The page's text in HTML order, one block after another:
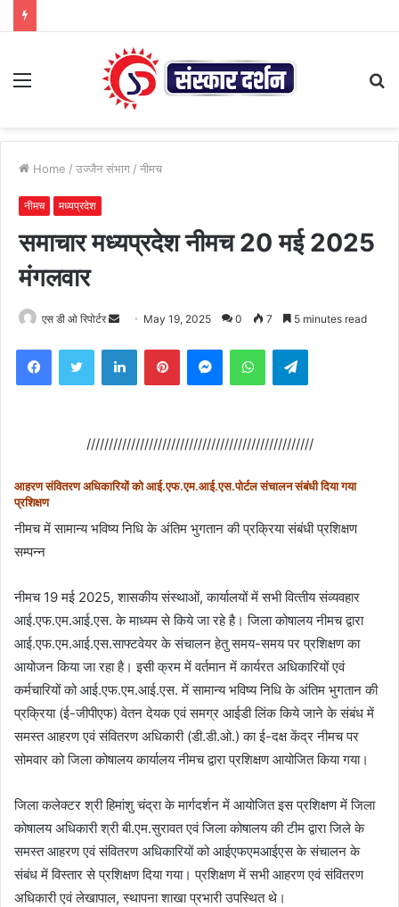
Menu
Home / उज्जैन संभाग / नीमच
नीमच मध्यप्रदेश
समाचार मध्यप्रदेश नीमच 20 मई 2025
मंगलवार
एस डी ओ रिपोर्टर
Send May 19, 2025 0 7 5 minutes read
FacebookTwitter LinkedInPinterestMessengerWhatsAppTelegram
///////////////////////////////////////////////////
आहरण संवितरण अधिकारियों को आई.एफ.एम.आई.एस.पोर्टल संचालन संबंधी दिया गया
प्रशिक्षण
नीमच में सामान्‍य भविष्‍य निधि के अंतिम भुगतान की प्रक्रिया संबंधी प्रशिक्षण
सम्‍पन्‍न
नीमच 19 मई 2025, शासकीय संस्‍थाओं, कार्यालयों में सभी वित्‍तीय संव्‍यवहार
आई.एफ.एम.आई.एस. के माध्‍यम से किये जा रहे है। जिला कोषालय नीमच द्वारा
आई.एफ.एम.आई.एस.साफ्टवेयर के संचालन हेतु समय-समय पर प्रशिक्षण का
आयोजन किया जा रहा है। इसी क्रम में वर्तमान में कार्यरत अधिकारियों एवं
कर्मचारियों को आई.एफ.एम.आई.एस. में सामान्‍य भविष्‍य निधि के अंतिम भुगतान की
प्रक्रिया (ई-जीपीएफ) वेतन देयक एवं समग्र आईडी लिंक किये जाने के संबंध में
समस्‍त आहरण एवं संवितरण अधिकारी (डी.डी.ओ.) का ई-दक्ष केंद्र नीमच पर
सोमवार को जिला कोषालय कार्यालय नीमच द्वारा प्रशिक्षण आयोजित किया गया।
जिला कलेक्‍टर श्री हिमांशु चंद्रा के मार्गदर्शन में आयोजित इस प्रशिक्षण में जिला
कोषालय अधिकारी श्री बी.एम.सुरावत एवं जिला कोषालय की टीम द्वारा जिले के
समस्‍त आहरण एवं संवितरण अधिकारियों को आईएफएमआईएस के संचालन के
संबंध में विस्‍तार से प्रशिक्षण दिया गया। प्रशिक्षण में सभी आहरण एवं संवितरण
अधिकारी एवं लेखापाल, स्‍थापना शाखा प्रभारी उपस्थित थे।